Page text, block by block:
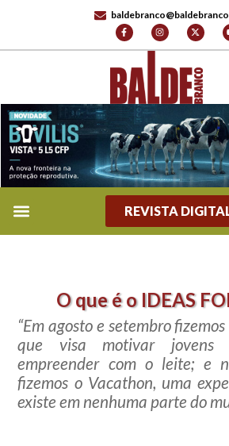
REVISTA
O que é o IDEAS
“Em agosto e setembro
que visa motivar jovens
empreender com o leite; e
fizemos o Vacathon, uma
existe em nenhuma parte do